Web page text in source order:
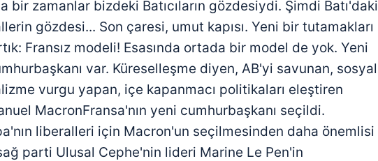
bir zamanlar bizdeki Batıcıların gözdesiydi. Şimdi Batı'daki
gözdesi... Son çaresi, umut kapısı. Yeni bir tutamakları
Fransız modeli! Esasında ortada bir model de yok. Yeni
var. Küreselleşme diyen, AB'yi savunan, sosyal
vurgu yapan, içe kapanmacı politikaları eleştiren
MacronFransa'nın yeni cumhurbaşkanı seçildi.
liberalleri için Macron'un seçilmesinden daha önemlisi
sağ parti Ulusal Cephe'nin lideri Marine Le Pen'in